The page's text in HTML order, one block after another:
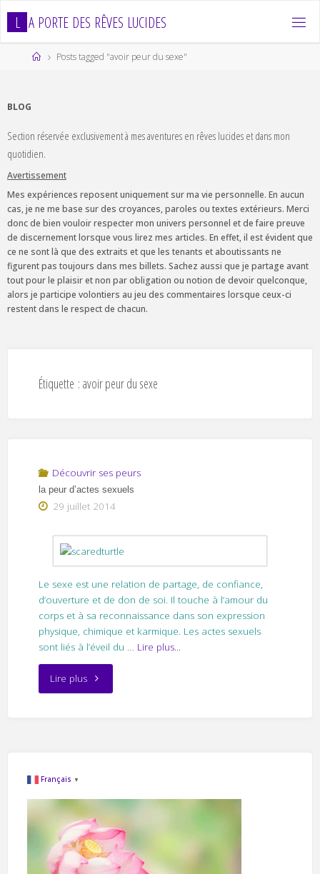
L A PORTE DES RÊVES LUCIDES
HomePosts tagged "avoir peur du sexe"
BLOG
Section réservée exclusivement à mes aventures en rêves lucides et dans mon
quotidien.
Avertissement
Mes expériences reposent uniquement sur ma vie personnelle. En aucun
cas, je ne me base sur des croyances, paroles ou textes extérieurs. Merci
donc de bien vouloir respecter mon univers personnel et de faire preuve
de discernement lorsque vous lirez mes articles. En effet, il est évident que
ce ne sont là que des extraits et que les tenants et aboutissants ne
figurent pas toujours dans mes billets. Sachez aussi que je partage avant
tout pour le plaisir et non par obligation ou notion de devoir quelconque,
alors je participe volontiers au jeu des commentaires lorsque ceux-ci
restent dans le respect de chacun.
Étiquette : avoir peur du sexe
Découvrir ses peurs
la peur d’actes sexuels
29 juillet 2014
Le sexe est une relation de partage, de confiance,
d’ouverture et de don de soi. Il touche à l’amour du
corps et à sa reconnaissance dans son expression
physique, chimique et karmique. Les actes sexuels
sont liés à l’éveil du … Lire plus...
Lire plus"la
Français ▼